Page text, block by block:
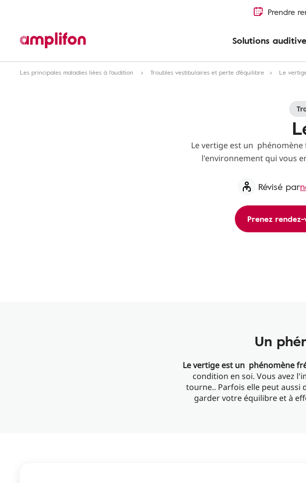
Prendre
Solutions
Les principales maladies liées à l'audition Troubles vestibulaires et perte d'équilibre Le
Le vertige est un
l'environnement qui vous
Révisé par
Prenez rendez-
Un
Le vertige est un phénomène
condition en soi. Vous avez
tourne.. Parfois elle peut aussi
garder votre équilibre et à